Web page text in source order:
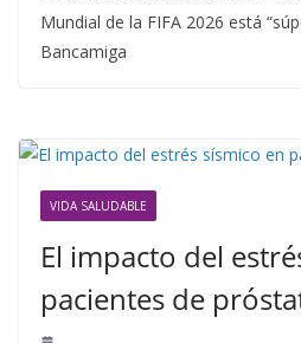
Mundial de la FIFA 2026 está
Bancamiga
VIDA SALUDABLE
El impacto del
pacientes de